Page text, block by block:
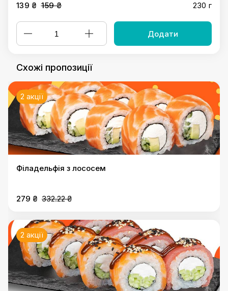
139 ₴ 159 ₴ 230 г
Додати
Схожі пропозиції
2 акції
Філадельфія з лососем
279 ₴ 332.22 ₴
2 акції